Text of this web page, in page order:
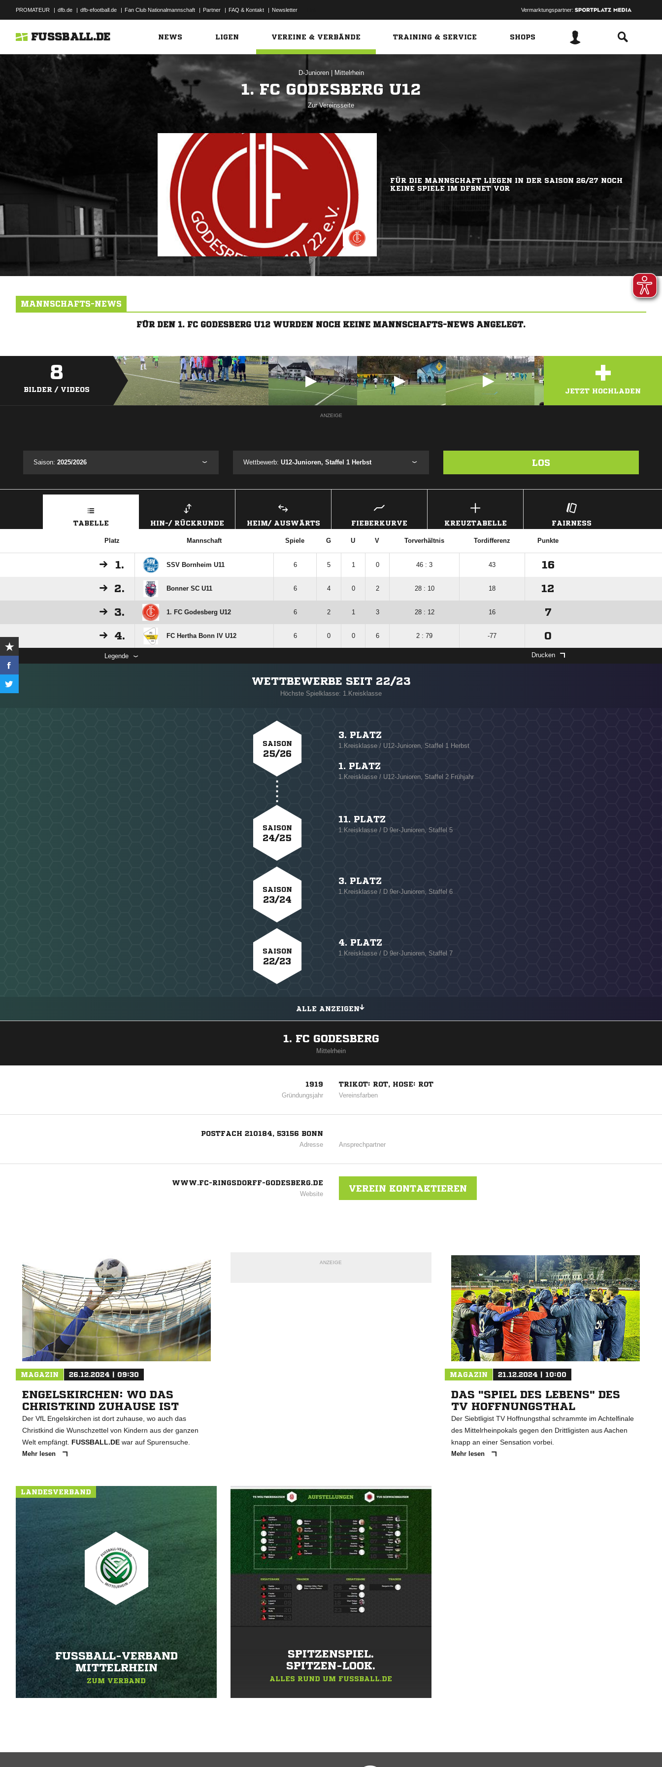
PROMATEUR | dfb.de | dfb-efootball.de | Fan Club Nationalmannschaft | Partner | FAQ & Kontakt | Newsletter Vermarktungspartner:
FUSSBALL.DE NEWS LIGEN VEREINE & VERBÄNDE TRAINING & SERVICE SHOPS
D-Junioren Mittelrhein
1. FC GODESBERG U12
Zur Vereinsseite
FÜR DIE MANNSCHAFT LIEGEN IN DER SAISON 26/27 NOCH
KEINE SPIELE IM DFBNET VOR
MANNSCHAFTS-NEWS
FÜR DEN 1. FC GODESBERG U12 WURDEN NOCH KEINE MANNSCHAFTS-NEWS ANGELEGT.
8
BILDER / VIDEOS +
JETZT HOCHLADEN
ANZEIGE
Saison: 2025/2026 Wettbewerb:U12-Junioren, Staffel 1 Herbst LOS
TABELLE HIN-/ RÜCKRUNDE HEIM/ AUSWÄRTS FIEBERKURVE KREUZTABELLE FAIRNESS
Platz Mannschaft Spiele G U V Torverhältnis Tordifferenz Punkte
1. SSV Bornheim U11 6 5 1 0 46 : 3 43 16
2. Bonner SC U11 6 4 0 2 28 : 10 18 12
3. 1. FC Godesberg U12 6 2 1 3 28 : 12 16 7
4. FC Hertha Bonn IV U12 6 0 0 6 2 : 79 -77 0
Legende Drucken
WETTBEWERBE SEIT 22/23
Höchste Spielklasse: 1.Kreisklasse
SAISON
25/26
3. PLATZ
1.Kreisklasse / U12-Junioren, Staffel 1 Herbst
1. PLATZ
1.Kreisklasse / U12-Junioren, Staffel 2 Frühjahr
SAISON
24/25
11. PLATZ
1.Kreisklasse / D 9er-Junioren, Staffel 5
SAISON
23/24
3. PLATZ
1.Kreisklasse / D 9er-Junioren, Staffel 6
SAISON
22/23
4. PLATZ
1.Kreisklasse / D 9er-Junioren, Staffel 7
ALLE ANZEIGEN
1. FC GODESBERG
Mittelrhein
1919
Gründungsjahr
TRIKOT: ROT, HOSE: ROT
Vereinsfarben
POSTFACH 210184, 53156 BONN
Adresse Ansprechpartner
WWW.FC-RINGSDORFF-GODESBERG.DE
Website
VEREIN KONTAKTIEREN
MAGAZIN 26.12.2024 | 09:30
ENGELSKIRCHEN: WO DAS
CHRISTKIND ZUHAUSE IST
Der VfL Engelskirchen ist dort zuhause, wo auch das
Christkind die Wunschzettel von Kindern aus der ganzen
Welt empfängt. FUSSBALL.DE war auf Spurensuche.
Mehr lesen
ANZEIGE
MAGAZIN 21.12.2024 | 10:00
DAS "SPIEL DES LEBENS" DES
TV HOFFNUNGSTHAL
Der Siebtligist TV Hoffnungsthal schrammte im Achtelfinale
des Mittelrheinpokals gegen den Drittligisten aus Aachen
knapp an einer Sensation vorbei.
Mehr lesen
LANDESVERBAND
FUSSBALL-VERBAND M
ITTELRHEIN
ZUM VERBAND
SPITZENSPIEL.
SPITZEN-LOOK.
ALLES RUND UM FUSSBALL.DE